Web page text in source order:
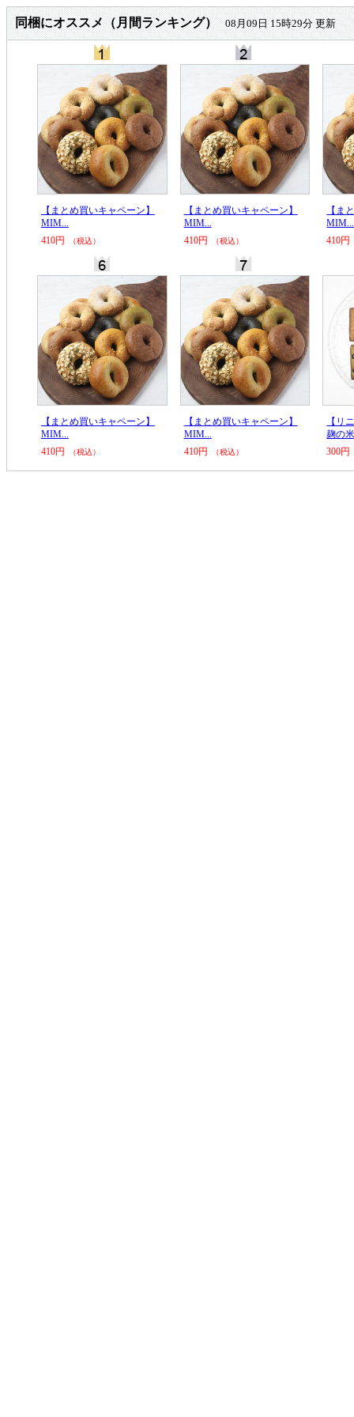
同梱にオススメ（月間ランキング） 08月09日 15時29分 更新
【まとめ買いキャペーン】
MIM...
410円
（税込）
【まとめ買いキャペーン】
MIM...
410円
（税込）
【ま
MIM...
410円
【まとめ買いキャペーン】
MIM...
410円
（税込）
【まとめ買いキャペーン】
MIM...
410円
（税込）
【リ
麹の
300円